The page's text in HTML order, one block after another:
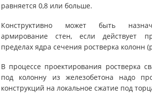
равняется 0,8 или больше.
Конструктивно может быть
армирование стен, если действует
пределах ядра сечения ростверка колонн
В процессе проектирования ростверка
под колонну из железобетона надо
конструкций на локальное сжатие под